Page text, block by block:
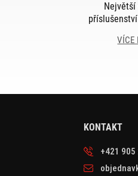
Největší
VÍCE
KONTAKT
+421 905